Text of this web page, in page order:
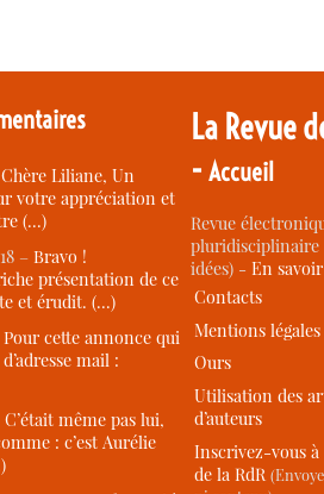
Chère Liliane, Un
votre appréciation et
(…)
–Bravo !
présentation de ce
et érudit. (…)
Pour cette annonce qui
mail :
C’était même pas lui,
: c’est Aurélie
La Revue
-Accueil
Revue
idées) -En
Contacts
Mentions légales
Ours
Utilisation des
d’auteurs
Inscrivez-vous
de la RdR